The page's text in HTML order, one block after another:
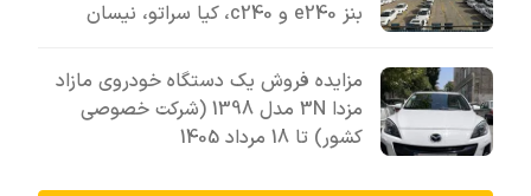
بنز e240 و c240، کیا سراتو، نیسان
مزایده فروش یک دستگاه خودروی مازاد
مزدا 3N مدل 1398 (شرکت خصوصی
کشور) تا 18 مرداد 1405